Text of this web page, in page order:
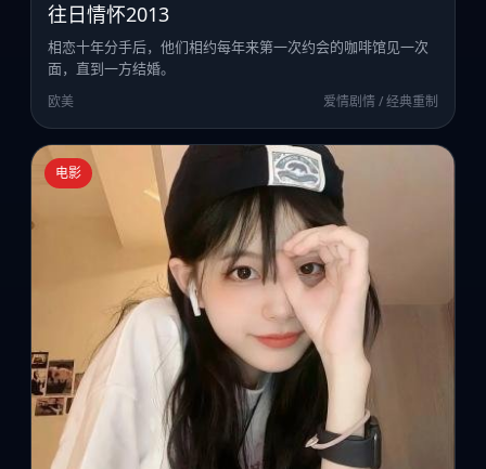
往日情怀2013
相恋十年分手后，他们相约每年来第一次约会的咖啡馆见一次
面，直到一方结婚。
欧美 爱情剧情 / 经典重制
电影